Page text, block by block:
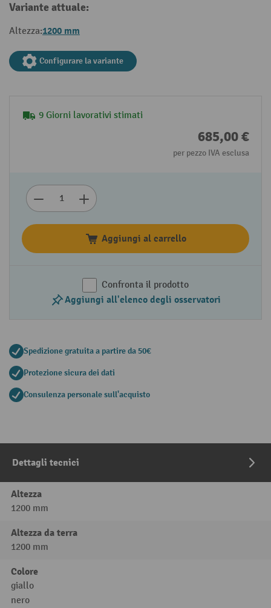
Variante attuale:
Altezza:1200 mm
Configurare la variante
9 Giorni lavorativi stimati
685,00 €
per pezzo IVA esclusa
Aggiungi al carrello
Confronta il prodotto
Aggiungi all'elenco degli osservatori
Spedizione gratuita a partire da 50€
Protezione sicura dei dati
Consulenza personale sull'acquisto
Dettagli tecnici
Altezza
1200 mm
Altezza da terra
1200 mm
Colore
giallo
nero